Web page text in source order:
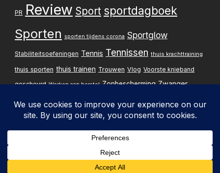
PR Review Sport sportdagboek
Sporten sporten tijdens corona Sportglow
Stabiliteitsoefeningen Tennis Tennissen thuis krachttraining
thuis sporten thuis trainen Trouwen Vlog Voorste knieband
gescheurd Werken aan herstel Zonbescherming Zwanger
d
Pxperfect